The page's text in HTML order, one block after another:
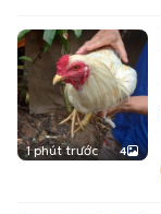
1 phút trước 4